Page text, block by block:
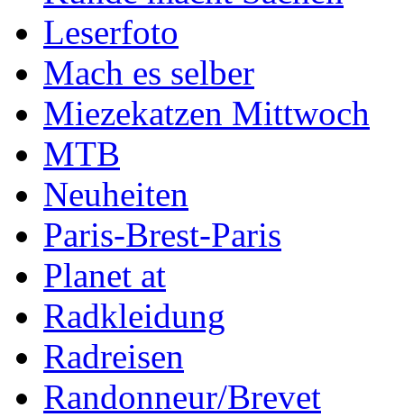
Leserfoto
Mach es selber
Miezekatzen Mittwoch
MTB
Neuheiten
Paris-Brest-Paris
Planet at
Radkleidung
Radreisen
Randonneur/Brevet